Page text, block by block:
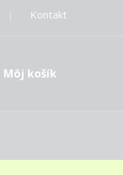
Kontakt
Môj košík